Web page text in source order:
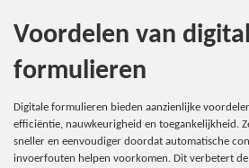
Voordelen van
formulieren
Digitale formulieren bieden aanzienlijke
efficiëntie, nauwkeurigheid en toegankelijkheid.
sneller en eenvoudiger doordat automatische
invoerfouten helpen voorkomen. Dit verbetert